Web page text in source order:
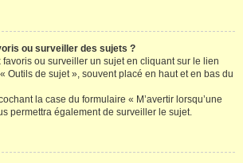
ou surveiller des sujets ?
ou surveiller un sujet en cliquant sur le lien
Outils de sujet », souvent placé en haut et en bas du
la case du formulaire « M’avertir lorsqu’une
permettra également de surveiller le sujet.